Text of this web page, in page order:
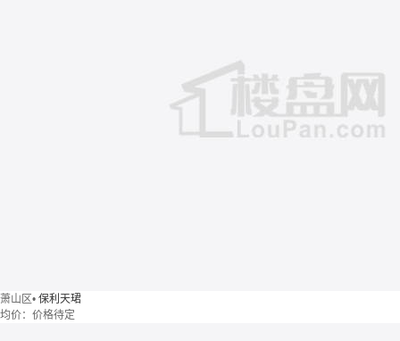
萧山区• 保利天珺
均价： 价格待定